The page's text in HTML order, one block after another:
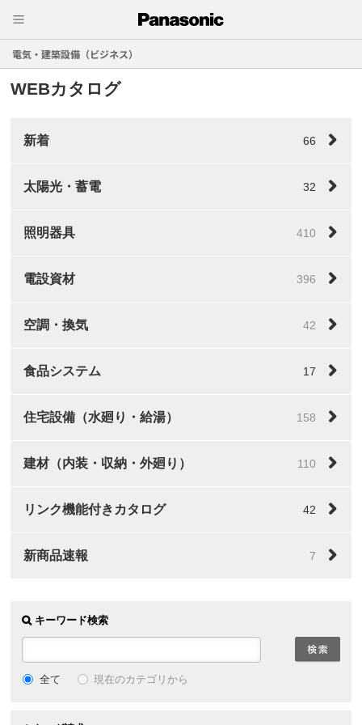
電気・建築設備（ビジネス）
WEBカタログ
新着 66
太陽光・蓄電 32
照明器具 410
電設資材 396
空調・換気 42
食品システム 17
住宅設備（水廻り・給湯） 158
建材（内装・収納・外廻り） 110
リンク機能付きカタログ 42
新商品速報 7
キーワード検索
全て 現在のカテゴリから